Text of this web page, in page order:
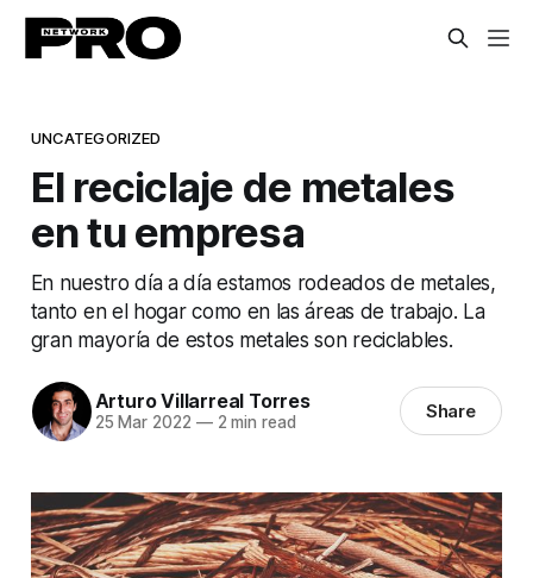
UNCATEGORIZED
El reciclaje de metales
en tu empresa
En nuestro día a día estamos rodeados de metales,
tanto en el hogar como en las áreas de trabajo. La
gran mayoría de estos metales son reciclables.
Arturo Villarreal Torres
25 Mar 2022 —2 min read Share